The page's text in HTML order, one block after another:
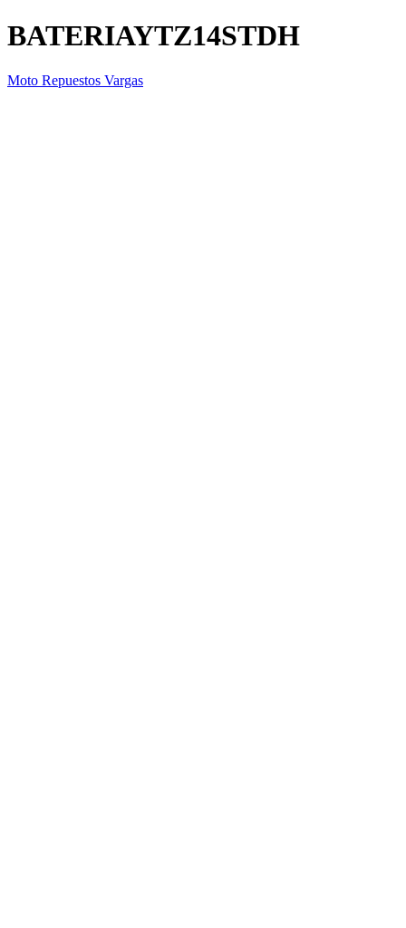
BATERIAYTZ14STDH
Moto Repuestos Vargas